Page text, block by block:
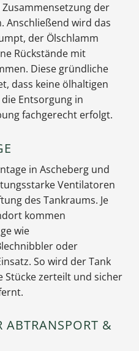
der
Anschließend wird das
der Ölschlamm
Rückstände mit
Diese gründliche
dass keine ölhaltigen
Entsorgung in
fachgerecht erfolgt.
in Ascheberg und
Ventilatoren
des Tankraums. Je
kommen
wie
oder
So wird der Tank
Stücke zerteilt und sicher
ABTRANSPORT &